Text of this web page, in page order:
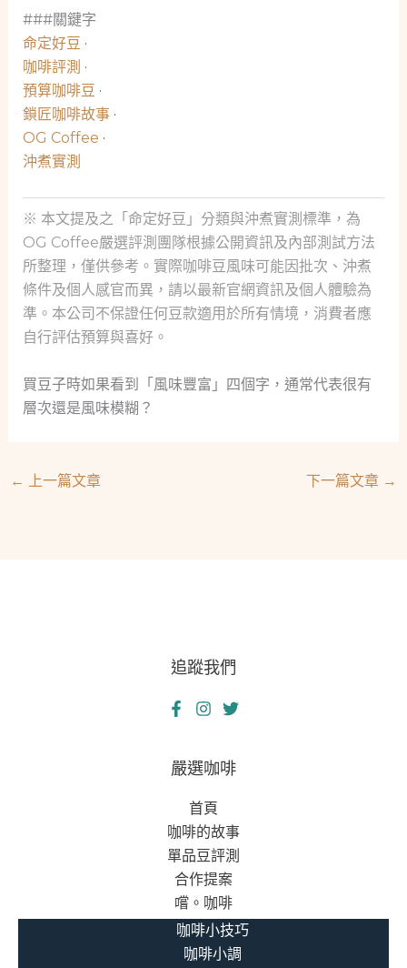
###關鍵字
命定好豆 ·
咖啡評測 ·
預算咖啡豆 ·
鎖匠咖啡故事·
OG Coffee ·
沖煮實測
※ 本文提及之「命定好豆」分類與沖煮實測標準，為
OG Coffee嚴選評測團隊根據公開資訊及內部測試方法
所整理，僅供參考。實際咖啡豆風味可能因批次、沖煮
條件及個人感官而異，請以最新官網資訊及個人體驗為
準。本公司不保證任何豆款適用於所有情境，消費者應
自行評估預算與喜好。
買豆子時如果看到「風味豐富」四個字，通常代表很有
層次還是風味模糊？
← 上一篇文章 下一篇文章 →
追蹤我們
嚴選咖啡
首頁
咖啡的故事
單品豆評測
合作提案
嚐。咖啡
咖啡小技巧
咖啡小調